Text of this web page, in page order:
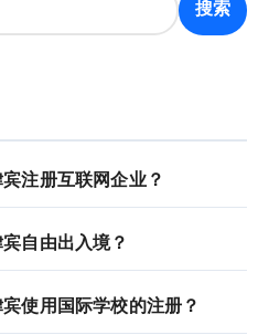
搜索
注册互联网企业？
自由出入境？
使用国际学校的注册？